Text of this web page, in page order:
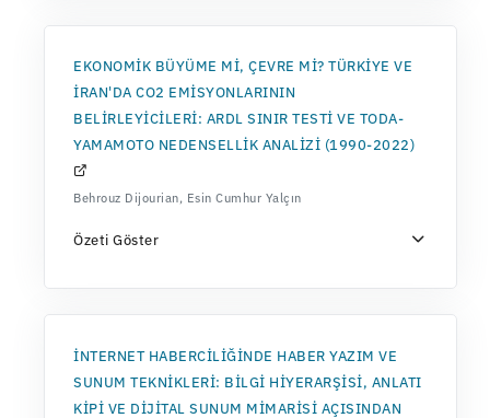
EKONOMİK BÜYÜME Mİ, ÇEVRE Mİ? TÜRKİYE VE
İRAN'DA CO2 EMİSYONLARININ
BELİRLEYİCİLERİ: ARDL SINIR TESTİ VE TODA-
YAMAMOTO NEDENSELLİK ANALİZİ (1990-2022)
Behrouz Dijourian, Esin Cumhur Yalçın
Özeti Göster
İNTERNET HABERCİLİĞİNDE HABER YAZIM VE
SUNUM TEKNİKLERİ: BİLGİ HİYERARŞİSİ, ANLATI
KİPİ VE DİJİTAL SUNUM MİMARİSİ AÇISINDAN